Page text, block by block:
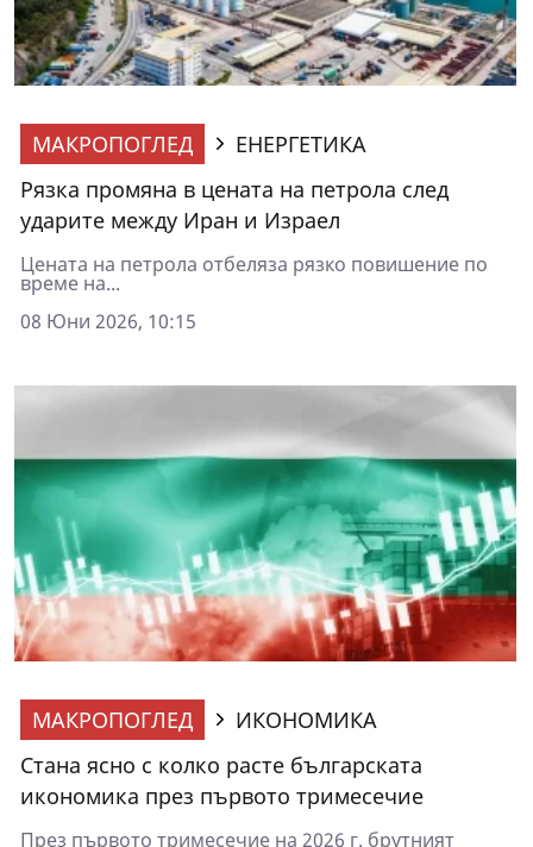
МАКРОПОГЛЕД
ЕНЕРГЕТИКА
Рязка промяна в цената на петрола след
ударите между Иран и Израел
Цената на петрола отбеляза рязко повишение по
време на...
08 Юни 2026, 10:15
МАКРОПОГЛЕД
ИКОНОМИКА
Стана ясно с колко расте българската
икономика през първото тримесечие
През първото тримесечие на 2026 г. брутният